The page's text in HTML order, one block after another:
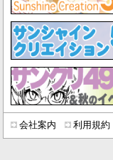
会社案内 利用規約